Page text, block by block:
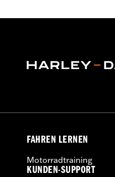
Kollektion:'66 Kollektion
Abdeckung für
FAHREN LERNEN
Motorradtraining
KUNDEN-SUPPORT